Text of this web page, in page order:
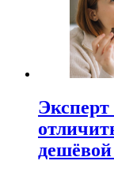
Эксперт